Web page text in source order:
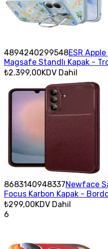
4894240299548ESR
Magsafe Standlı Kapak -
₺2.399,00KDV Dahil
8683140948337Newface
Focus Karbon Kapak -
₺299,00KDV Dahil
6